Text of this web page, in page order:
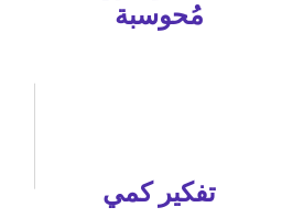
مُحوسبة
تفكير كمي